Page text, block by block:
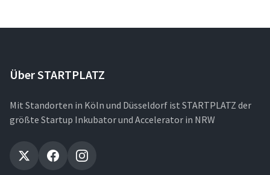
Über STARTPLATZ
Mit Standorten in Köln und Düsseldorf ist STARTPLATZ der
größte Startup Inkubator und Accelerator in NRW